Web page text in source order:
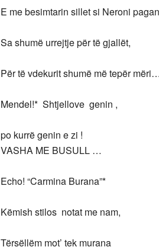
E me besimtarin sillet si Neroni
Sa shumë urrejtje për të gjallët,
Për të vdekurit shumë më tepër
Mendel!* Shtjellove genin ,
po kurrë genin e zi !
VASHA ME BUSULL …
Echo! “Carmina Burana”*
Këmish stilos notat me nam,
Tërsëllëm mot’ tek murana